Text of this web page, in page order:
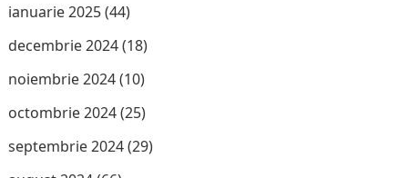
ianuarie 2025(44)
decembrie 2024(18)
noiembrie 2024(10)
octombrie 2024(25)
septembrie 2024(29)